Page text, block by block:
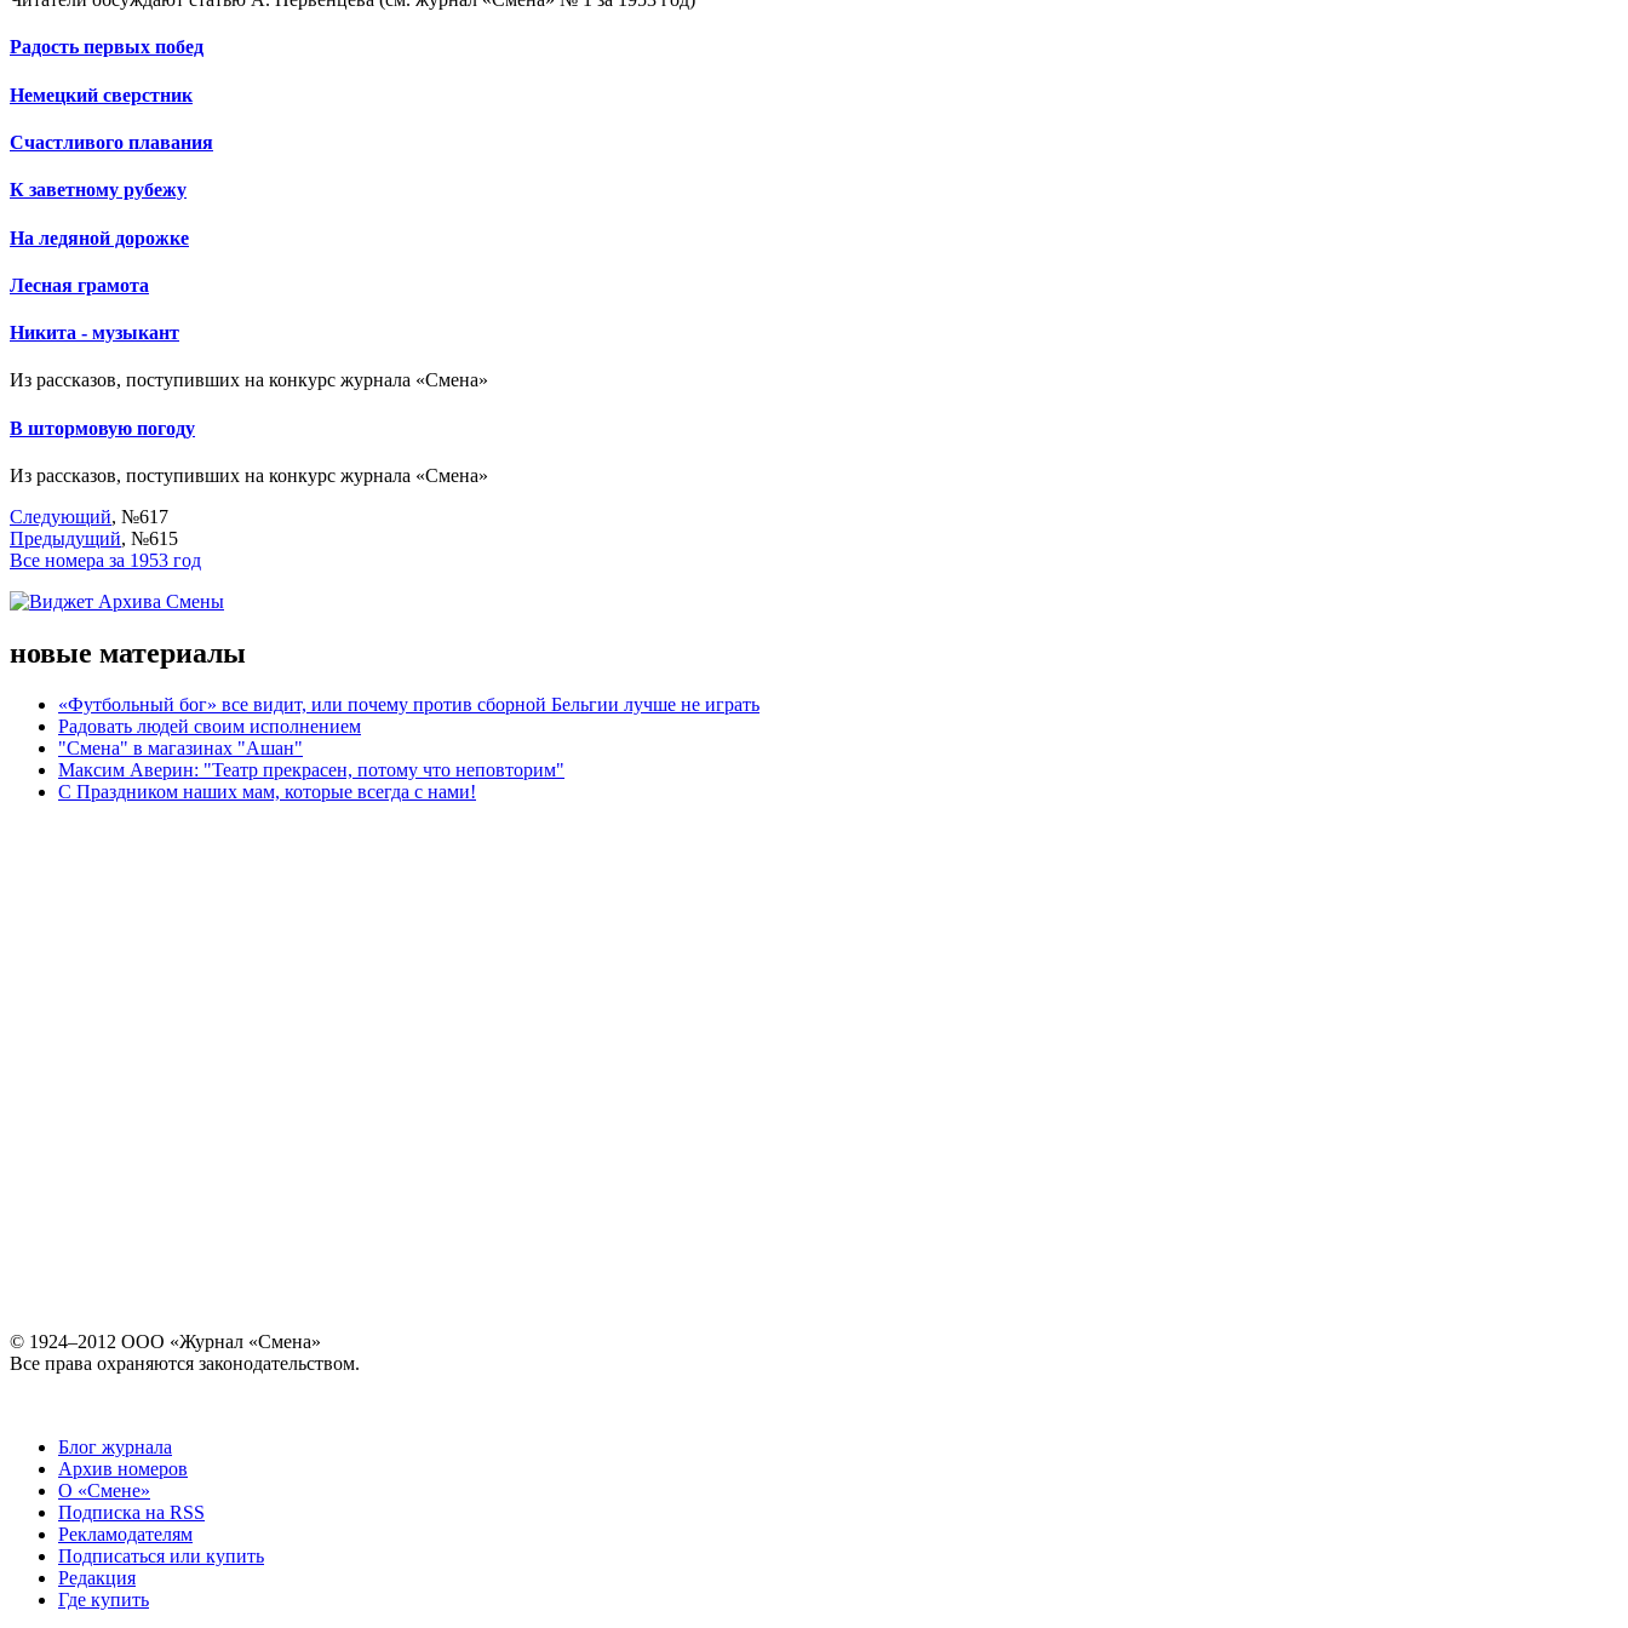
Радость первых побед
Немецкий сверстник
Счастливого плавания
К заветному рубежу
На ледяной дорожке
Лесная грамота
Никита - музыкант
Из рассказов, поступивших на конкурс журнала «Смена»
В штормовую погоду
Из рассказов, поступивших на конкурс журнала «Смена»
Следующий, №617
Предыдущий, №615
Все номера за 1953 год
новые материалы
«Футбольный бог» все видит, или почему против сборной Бельгии лучше не играть
Радовать людей своим исполнением
"Смена" в магазинах "Ашан"
Максим Аверин: "Театр прекрасен, потому что неповторим"
С Праздником наших мам, которые всегда с нами!
© 1924–2012 ООО «Журнал «Смена»
Все права охраняются законодательством.
Блог журнала
Архив номеров
О «Смене»
Подписка на RSS
Рекламодателям
Подписаться или купить
Редакция
Где купить